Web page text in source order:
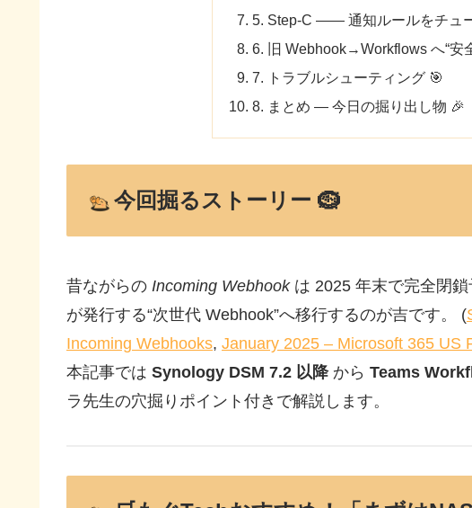
5. Step-C —— 通知ルールをチュ
6. 旧 Webhook→Workflows へ“安
7. トラブルシューティング 🎯
8. まとめ ― 今日の掘り出し物 🎉
今回掘るストーリー 🪹
昔ながらの Incoming Webhookは 2025 年末で完全閉鎖
が発行する“次世代 Webhook”へ移行するのが吉です。 (
Incoming Webhooks, January 2025 – Microsoft 365 US
本記事では Synology DSM 7.2 以降から Teams
ラ先生の穴掘りポイント付きで解説します。